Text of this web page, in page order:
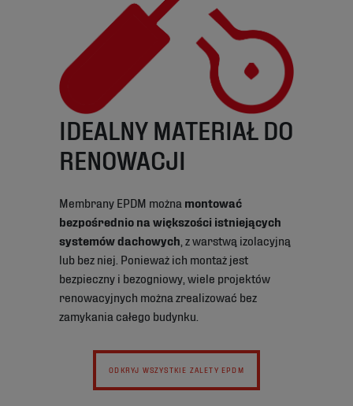
IDEALNY MATERIAŁ DO
RENOWACJI
Membrany EPDM można montować
bezpośrednio na większości istniejących
systemów dachowych , z warstwą izolacyjną
lub bez niej. Ponieważ ich montaż jest
bezpieczny i bezogniowy, wiele projektów
renowacyjnych można zrealizować bez
zamykania całego budynku.
ODKRYJ WSZYSTKIE ZALETY EPDM